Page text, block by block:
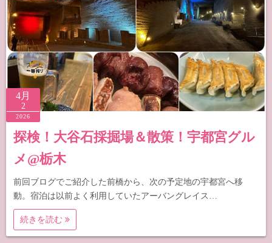
4月
2
2026
探検！大谷石採掘場＆散策！宇都宮グル
メ@栃木
前回ブログでご紹介した前橋から、次の予定地の宇都宮へ移
動。宿泊は以前よく利用していたアーバングレイス…
続きを読む